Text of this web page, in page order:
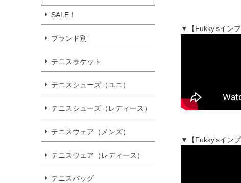
SALE！
ブランド別
テニスラケット
テニスシューズ（ユニ）
テニスシューズ（レディース）
テニスウェア（メンズ）
テニスウェア（レディース）
テニスバッグ
▼【Fukky'sイン
▼【Fukky'sイン